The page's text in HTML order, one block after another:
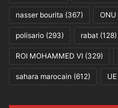
nasser bourita (367) ONU
polisario (293) rabat (128)
ROI MOHAMMED VI (329)
sahara marocain (612) UE